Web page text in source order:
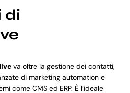
di
va oltre la gestione dei contatti,
di marketing automation e
come CMS ed ERP. È l’ideale